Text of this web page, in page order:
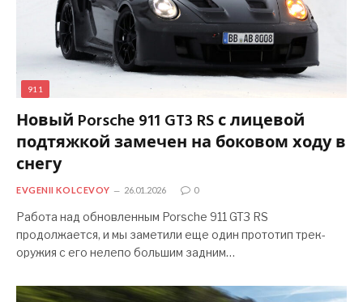
911
Новый Porsche 911 GT3 RS с лицевой
подтяжкой замечен на боковом ходу в
снегу
EVGENII KOLCEVOY 26.01.2026 0
Работа над обновленным Porsche 911 GT3 RS
продолжается, и мы заметили еще один прототип трек-
оружия с его нелепо большим задним…